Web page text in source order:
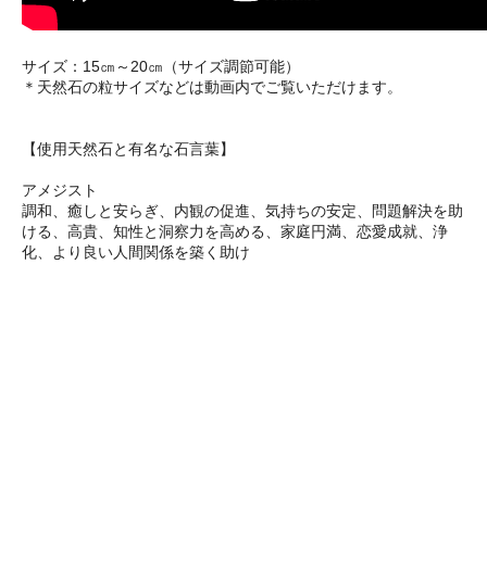
サイズ：15㎝～20㎝（サイズ調節可能）
＊天然石の粒サイズなどは動画内でご覧いただけます。
【使用天然石と有名な石言葉】
アメジスト
調和、癒しと安らぎ、内観の促進、気持ちの安定、問題解決を助
ける、高貴、知性と洞察力を高める、家庭円満、恋愛成就、浄
化、より良い人間関係を築く助け